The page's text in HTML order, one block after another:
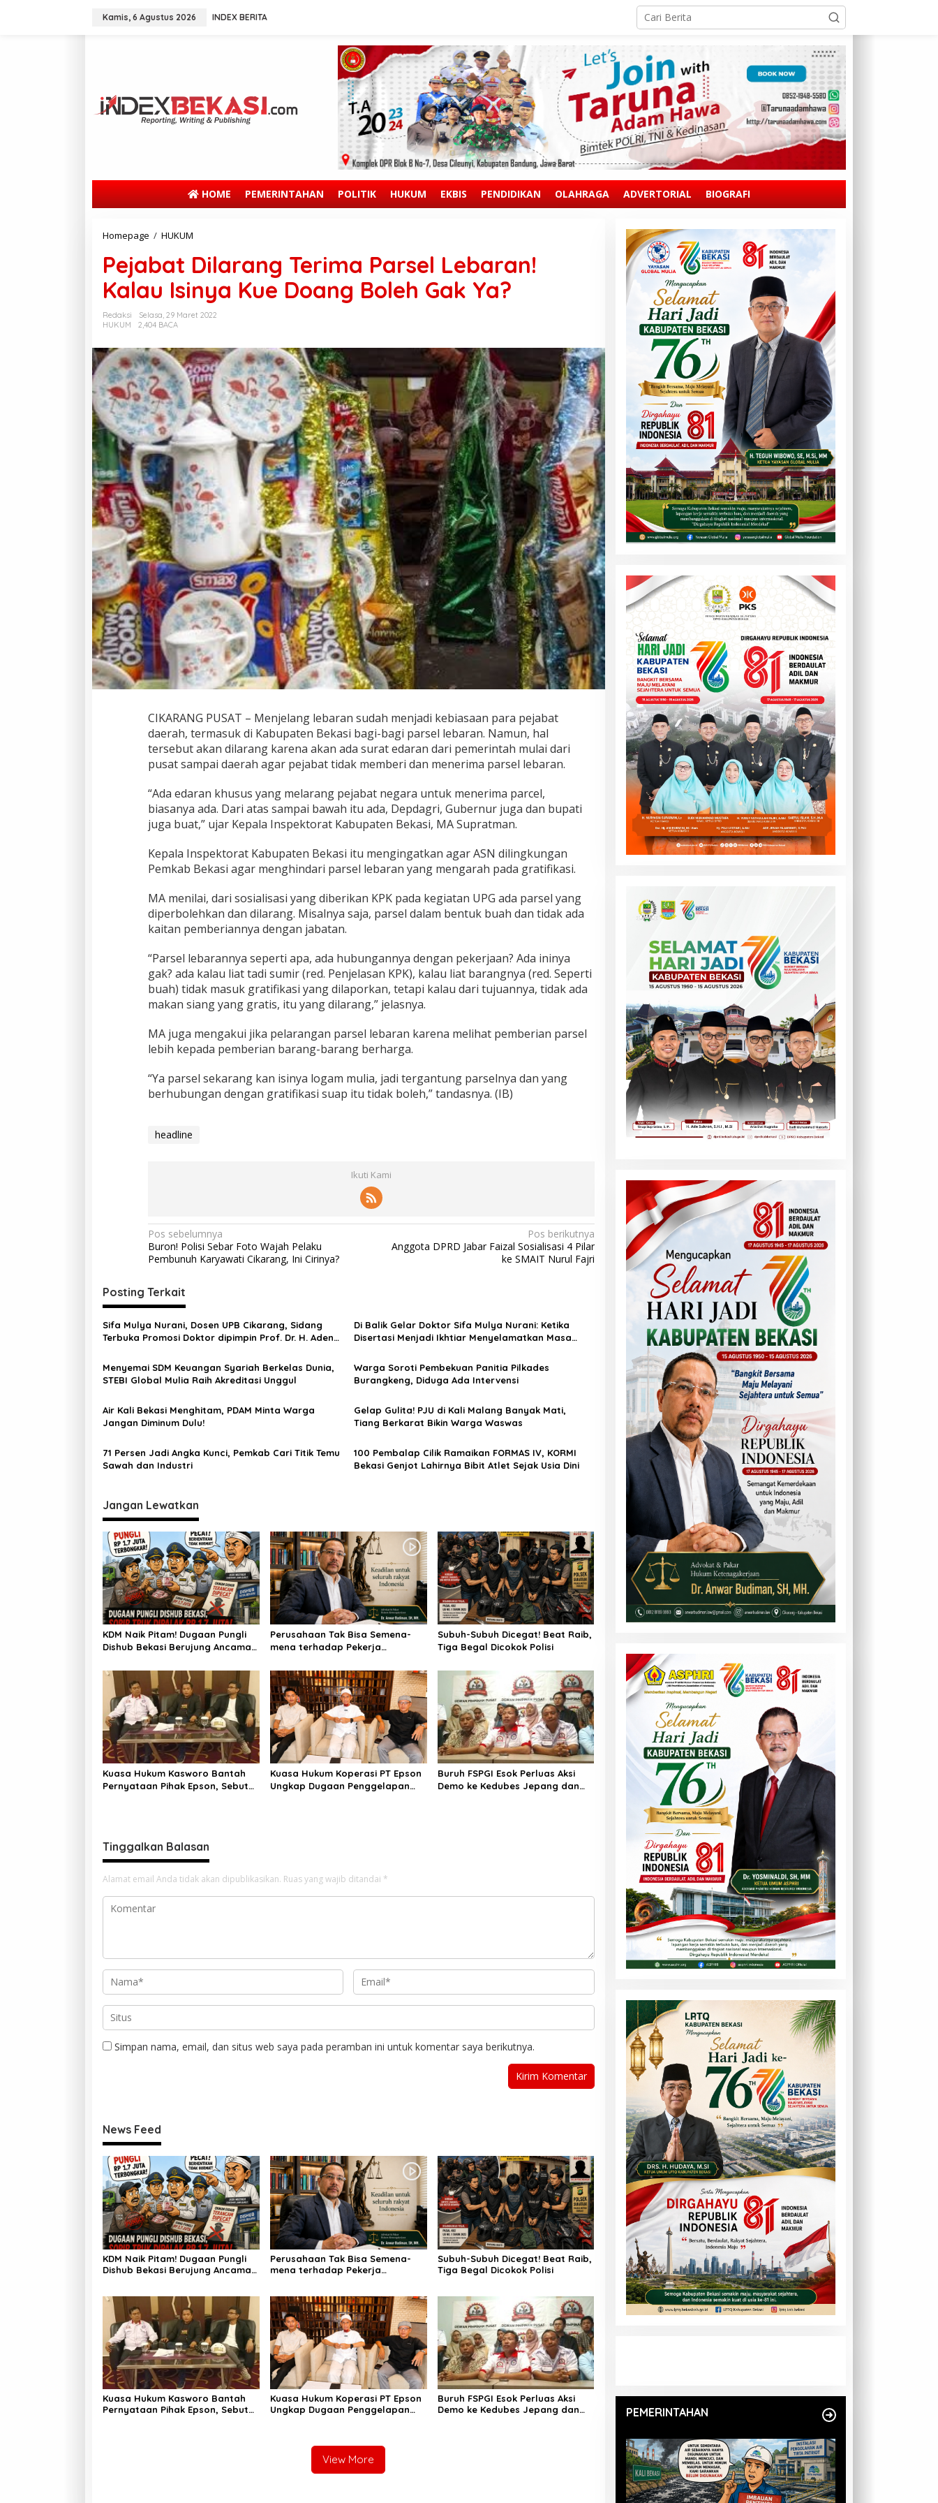
Kamis, 6 Agustus 2026 INDEX BERITA
HOME PEMERINTAHAN POLITIK HUKUM EKBIS PENDIDIKAN OLAHRAGA ADVERTORIAL BIOGRAFI
Homepage / HUKUM
Pejabat Dilarang Terima Parsel Lebaran!
Kalau Isinya Kue Doang Boleh Gak Ya?
Redaksi
Selasa, 29 Maret 2022
HUKUM
2,404 BACA
CIKARANG PUSAT – Menjelang lebaran sudah menjadi kebiasaan para pejabat
daerah, termasuk di Kabupaten Bekasi bagi-bagi parsel lebaran. Namun, hal
tersebut akan dilarang karena akan ada surat edaran dari pemerintah mulai dari
pusat sampai daerah agar pejabat tidak memberi dan menerima parsel lebaran.
“Ada edaran khusus yang melarang pejabat negara untuk menerima parcel,
biasanya ada. Dari atas sampai bawah itu ada, Depdagri, Gubernur juga dan bupati
juga buat,” ujar Kepala Inspektorat Kabupaten Bekasi, MA Supratman.
Kepala Inspektorat Kabupaten Bekasi itu mengingatkan agar ASN dilingkungan
Pemkab Bekasi agar menghindari parsel lebaran yang mengarah pada gratifikasi.
MA menilai, dari sosialisasi yang diberikan KPK pada kegiatan UPG ada parsel yang
diperbolehkan dan dilarang. Misalnya saja, parsel dalam bentuk buah dan tidak ada
kaitan pemberiannya dengan jabatan.
“Parsel lebarannya seperti apa, ada hubungannya dengan pekerjaan? Ada ininya
gak? ada kalau liat tadi sumir (red. Penjelasan KPK), kalau liat barangnya (red. Seperti
buah) tidak masuk gratifikasi yang dilaporkan, tetapi kalau dari tujuannya, tidak ada
makan siang yang gratis, itu yang dilarang,” jelasnya.
MA juga mengakui jika pelarangan parsel lebaran karena melihat pemberian parsel
lebih kepada pemberian barang-barang berharga.
“Ya parsel sekarang kan isinya logam mulia, jadi tergantung parselnya dan yang
berhubungan dengan gratifikasi suap itu tidak boleh,” tandasnya. (IB)
headline
Ikuti Kami
Pos sebelumnya
Buron! Polisi Sebar Foto Wajah Pelaku
Pembunuh Karyawati Cikarang, Ini Cirinya?
Pos berikutnya
Anggota DPRD Jabar Faizal Sosialisasi 4 Pilar
ke SMAIT Nurul Fajri
Posting Terkait
Sifa Mulya Nurani, Dosen UPB Cikarang, Sidang
Terbuka Promosi Doktor dipimpin Prof. Dr. H. Aden
Di Balik Gelar Doktor Sifa Mulya Nurani: Ketika
Disertasi Menjadi Ikhtiar Menyelamatkan Masa
Menyemai SDM Keuangan Syariah Berkelas Dunia,
STEBI Global Mulia Raih Akreditasi Unggul
Warga Soroti Pembekuan Panitia Pilkades
Burangkeng, Diduga Ada Intervensi
Air Kali Bekasi Menghitam, PDAM Minta Warga
Jangan Diminum Dulu!
Gelap Gulita! PJU di Kali Malang Banyak Mati,
Tiang Berkarat Bikin Warga Waswas
71 Persen Jadi Angka Kunci, Pemkab Cari Titik Temu
Sawah dan Industri
100 Pembalap Cilik Ramaikan FORMAS IV, KORMI
Bekasi Genjot Lahirnya Bibit Atlet Sejak Usia Dini
Jangan Lewatkan
KDM Naik Pitam! Dugaan Pungli
Dishub Bekasi Berujung Ancaman
Perusahaan Tak Bisa Semena-
mena terhadap Pekerja
dan PHK Bukan Kewenangan User
Subuh-Subuh Dicegat! Beat Raib,
Tiga Begal Dicokok Polisi
Kuasa Hukum Kasworo Bantah
Pernyataan Pihak Epson, Sebut
Kuasa Hukum Koperasi PT Epson
Ungkap Dugaan Penggelapan
Buruh FSPGI Esok Perluas Aksi
Demo ke Kedubes Jepang dan
Tinggalkan Balasan
Alamat email Anda tidak akan dipublikasikan. Ruas yang wajib ditandai *
Simpan nama, email, dan situs web saya pada peramban ini untuk komentar saya berikutnya.
News Feed
KDM Naik Pitam! Dugaan Pungli
Dishub Bekasi Berujung Ancaman
Perusahaan Tak Bisa Semena-
mena terhadap Pekerja
Subuh-Subuh Dicegat! Beat Raib,
Tiga Begal Dicokok Polisi
Kuasa Hukum Kasworo Bantah
Pernyataan Pihak Epson, Sebut
Kuasa Hukum Koperasi PT Epson
Ungkap Dugaan Penggelapan
Buruh FSPGI Esok Perluas Aksi
Demo ke Kedubes Jepang dan
View More
PEMERINTAHAN